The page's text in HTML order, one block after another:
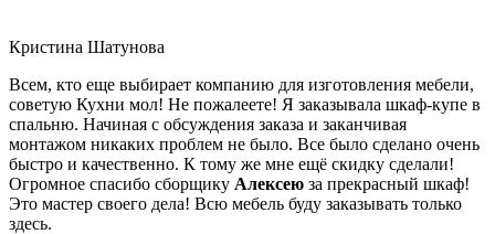
Кристина Шатунова
Всем, кто еще выбирает компанию для изготовления мебели,
советую Кухни мол! Не пожалеете! Я заказывала шкаф-купе в
спальню. Начиная с обсуждения заказа и заканчивая
монтажом никаких проблем не было. Все было сделано очень
быстро и качественно. К тому же мне ещё скидку сделали!
Огромное спасибо сборщику Алексею за прекрасный шкаф!
Это мастер своего дела! Всю мебель буду заказывать только
здесь.